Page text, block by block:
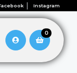
Instagram
0